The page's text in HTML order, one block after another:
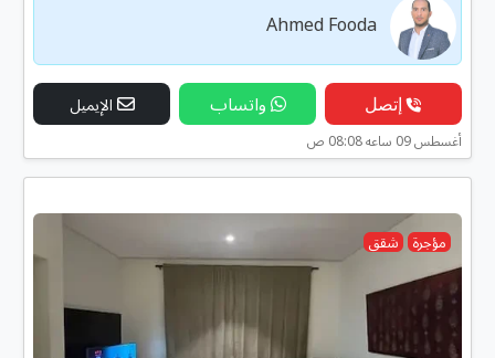
Ahmed Fooda
إتصل واتساب الإيميل
أغسطس 09 ساعه 08:08 ص
مؤجرة شقق